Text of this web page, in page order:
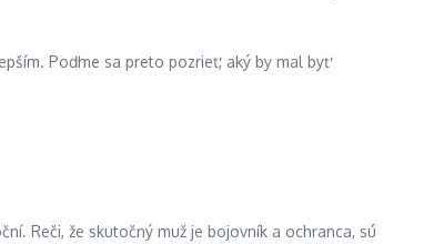
Poďme sa preto pozrieť, aký by mal byť
Reči, že skutočný muž je bojovník a ochranca, sú